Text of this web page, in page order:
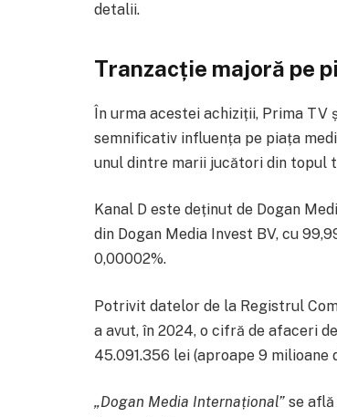
detalii.
Tranzacție majoră pe
În urma acestei achiziții, Prima TV
semnificativ influența pe piața
unul dintre marii jucători din topul
Kanal D este deținut de Dogan
din Dogan Media Invest BV, cu
0,00002%.
Potrivit datelor de la Registrul
a avut, în 2024, o cifră de afaceri
45.091.356 lei (aproape 9 milioane
„Dogan Media Internațional” se află